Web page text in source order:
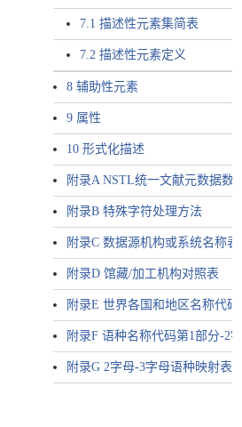
7.1 描述性元素集简表
7.2 描述性元素定义
8 辅助性元素
9 属性
10 形式化描述
附录A NSTL统一文献元数据数
附录B 特殊字符处理方法
附录C 数据源机构或系统名称表
附录D 馆藏/加工机构对照表
附录E 世界各国和地区名称代
附录F 语种名称代码第1部分-2
附录G 2字母-3字母语种映射表